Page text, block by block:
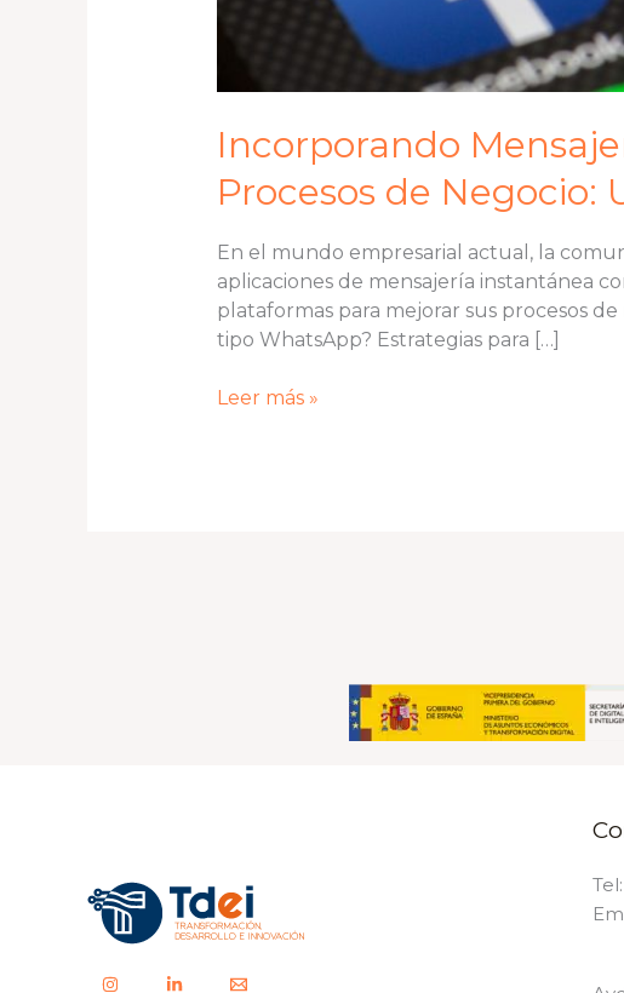
Incorporando
Procesos de
En el mundo empresarial actual, la
aplicaciones de mensajería instantánea
plataformas para mejorar sus procesos
tipo WhatsApp? Estrategias para […]
Leer más »
Tel: